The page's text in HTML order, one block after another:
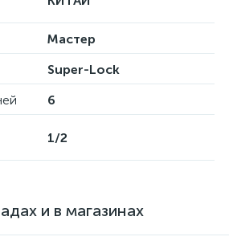
Мастер
Super-Lock
6
1/2
и в магазинах